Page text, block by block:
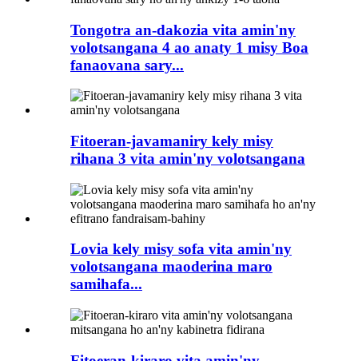
Tongotra an-dakozia vita amin'ny
volotsangana 4 ao anaty 1 misy Boa
fanaovana sary...
Fitoeran-javamaniry kely misy
rihana 3 vita amin'ny volotsangana
Lovia kely misy sofa vita amin'ny
volotsangana maoderina maro
samihafa...